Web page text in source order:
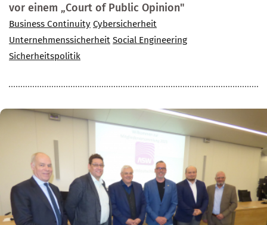
vor einem „Court of Public Opinion"
Business Continuity Cybersicherheit
Unternehmenssicherheit Social Engineering
Sicherheitspolitik